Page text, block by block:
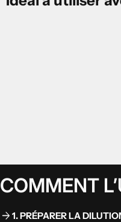
COMMENT
arrow_forward 1. PRÉPARER LA